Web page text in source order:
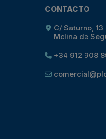
CONTACTO
C/ Saturno, 13
Molina de
+34 912 908